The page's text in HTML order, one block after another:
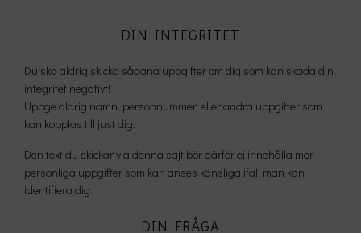
DIN INTEGRITET
Du ska aldrig skicka sådana uppgifter om dig som kan skada din
integritet negativt!
Uppge aldrig namn, personnummer, eller andra uppgifter som
kan kopplas till just dig.
Den text du skickar via denna sajt bör därför ej innehålla mer
personliga uppgifter som kan anses känsliga ifall man kan
identifiera dig.
DIN FRÅGA